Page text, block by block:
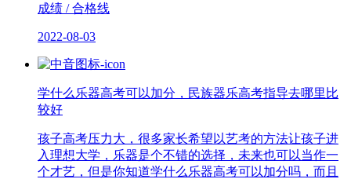
成绩 / 合格线
2022-08-03
学什么乐器高考可以加分，民族器乐高考指导去哪里比
较好
孩子高考压力大，很多家长希望以艺考的方法让孩子进
入理想大学，乐器是个不错的选择，未来也可以当作一
个才艺，但是你知道学什么乐器高考可以加分吗，而且